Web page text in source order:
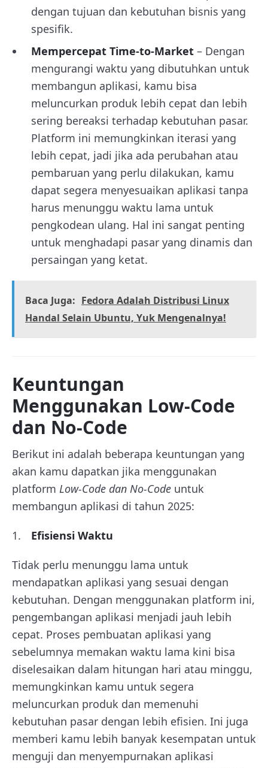
dengan tujuan dan kebutuhan bisnis yang
spesifik.
Mempercepat Time-to-Market – Dengan
mengurangi waktu yang dibutuhkan untuk
membangun aplikasi, kamu bisa
meluncurkan produk lebih cepat dan lebih
sering bereaksi terhadap kebutuhan pasar.
Platform ini memungkinkan iterasi yang
lebih cepat, jadi jika ada perubahan atau
pembaruan yang perlu dilakukan, kamu
dapat segera menyesuaikan aplikasi tanpa
harus menunggu waktu lama untuk
pengkodean ulang. Hal ini sangat penting
untuk menghadapi pasar yang dinamis dan
persaingan yang ketat.
Baca Juga: Fedora Adalah Distribusi Linux
Handal Selain Ubuntu, Yuk Mengenalnya!
Keuntungan
Menggunakan Low-Code
dan No-Code
Berikut ini adalah beberapa keuntungan yang
akan kamu dapatkan jika menggunakan
platform Low-Code dan No-Code untuk
membangun aplikasi di tahun 2025:
Efisiensi Waktu
Tidak perlu menunggu lama untuk
mendapatkan aplikasi yang sesuai dengan
kebutuhan. Dengan menggunakan platform ini,
pengembangan aplikasi menjadi jauh lebih
cepat. Proses pembuatan aplikasi yang
sebelumnya memakan waktu lama kini bisa
diselesaikan dalam hitungan hari atau minggu,
memungkinkan kamu untuk segera
meluncurkan produk dan memenuhi
kebutuhan pasar dengan lebih efisien. Ini juga
memberi kamu lebih banyak kesempatan untuk
menguji dan menyempurnakan aplikasi